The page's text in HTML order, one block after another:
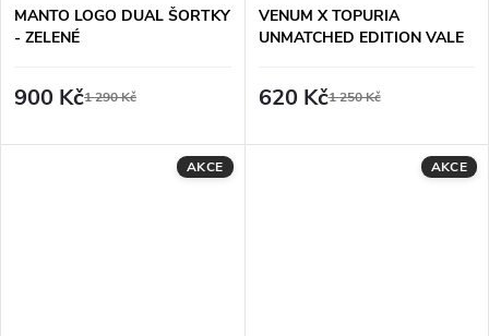
MANTO LOGO DUAL ŠORTKY
- ZELENÉ
900 Kč1 290 Kč
VENUM X TOPURIA
UNMATCHED EDITION VALE
620 Kč1 250 Kč
AKCE AKCE